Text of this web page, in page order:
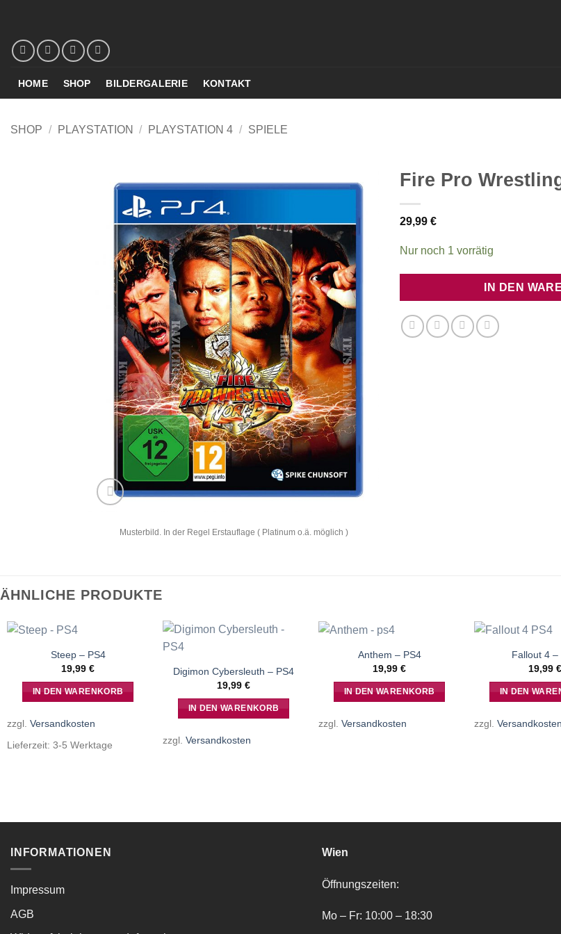
springen
HOME SHOP BILDERGALERIE KONTAKT
SHOP / PLAYSTATION / PLAYSTATION 4 / SPIELE
Musterbild. In der Regel Erstauflage ( Platinum o.ä. möglich )
Fire Pro
29,99 €
Nur noch 1 vorrätig
IN DEN
ÄHNLICHE PRODUKTE
Steep – PS4
19,99 €
IN DEN WARENKORB
zzgl. Versandkosten
Lieferzeit: 3-5 Werktage
Digimon Cybersleuth – PS4
19,99 €
IN DEN WARENKORB
zzgl. Versandkosten
Anthem – PS4
19,99 €
IN DEN WARENKORB
zzgl. Versandkosten
Fallout 4 –
19,99 €
IN DEN
zzgl. Versandkosten
INFORMATIONEN
Impressum
AGB
Wien
Öffnungszeiten:
Mo – Fr: 10:00 – 18:30